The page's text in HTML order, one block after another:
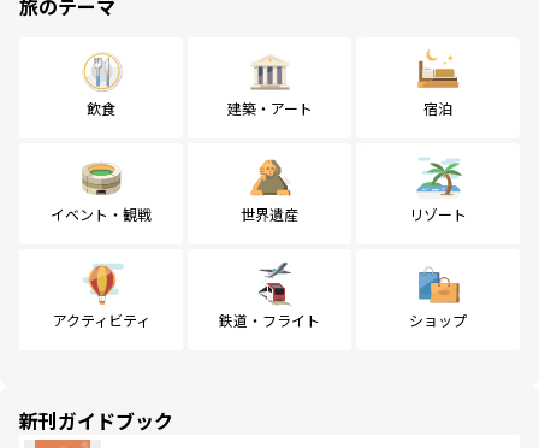
飲食 建築・アート 宿泊
イベント・観戦 世界遺産 リゾート
アクティビティ 鉄道・フライト ショップ
新刊ガイドブック